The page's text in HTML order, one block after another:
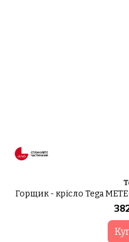
Горщик - крісло Tega